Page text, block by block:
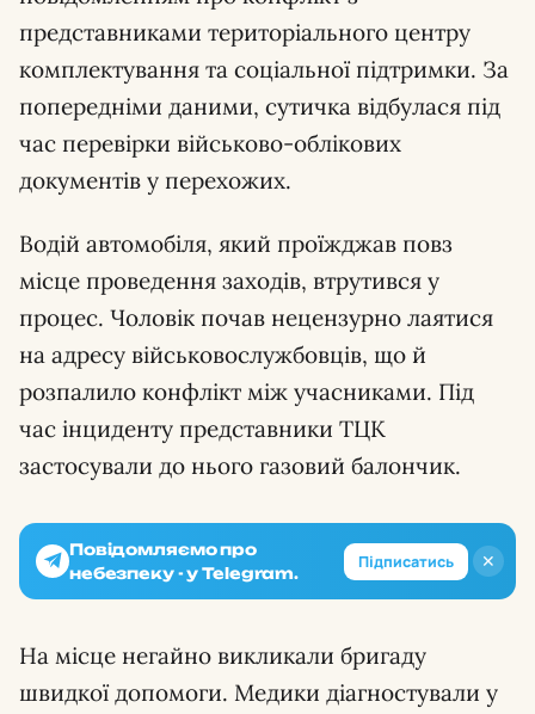
представниками територіального центру
комплектування та соціальної підтримки. За
попередніми даними, сутичка відбулася під
час перевірки військово-облікових
документів у перехожих.
Водій автомобіля, який проїжджав повз
місце проведення заходів, втрутився у
процес. Чоловік почав нецензурно лаятися
на адресу військовослужбовців, що й
розпалило конфлікт між учасниками. Під
час інциденту представники ТЦК
застосували до нього газовий балончик.
✕
Повідомляємо про
небезпеку - у Telegram.
Підписатись
На місце негайно викликали бригаду
швидкої допомоги. Медики діагностували у